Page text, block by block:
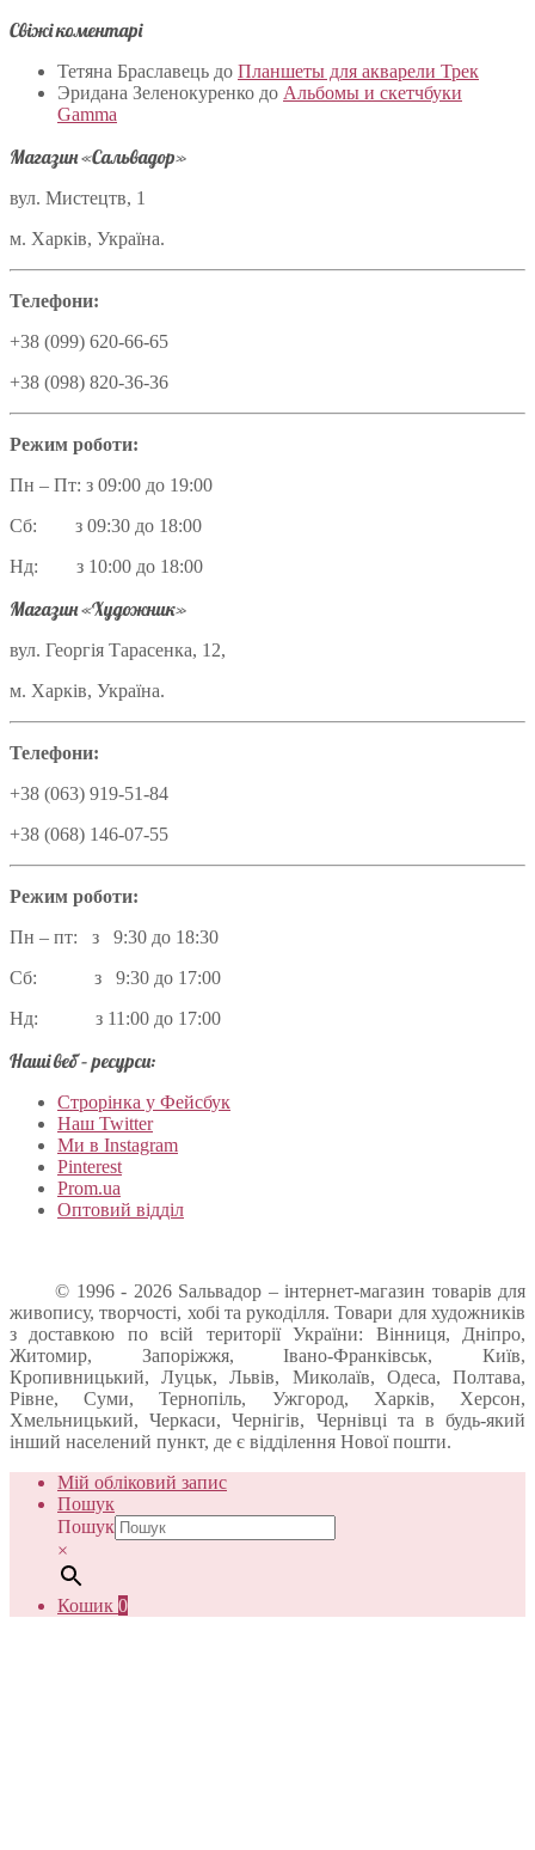
Свіжі коментарі
Тетяна Браславець до Планшеты для акварели Трек
Эридана Зеленокуренко до Альбомы и скетчбуки
Gamma
Магазин «Сальвадор»
вул. Мистецтв, 1
м. Харків, Україна.
Телефони:
+38 (099) 620-66-65
+38 (098) 820-36-36
Режим роботи:
Пн – Пт: з 09:00 до 19:00
Сб: з 09:30 до 18:00
Нд: з 10:00 до 18:00
Магазин «Художник»
вул. Георгія Тарасенка, 12,
м. Харків, Україна.
Телефони:
+38 (063) 919-51-84
+38 (068) 146-07-55
Режим роботи:
Пн – пт: з 9:30 до 18:30
Сб: з 9:30 до 17:00
Нд: з 11:00 до 17:00
Наші веб – ресурси:
Строрінка у Фейсбук
Наш Twitter
Ми в Instagram
Pinterest
Prom.ua
Оптовий відділ
© 1996 - 2026 Sальвадор – інтернет-магазин товарів для
живопису, творчості, хобі та рукоділля. Товари для художників
з доставкою по всій території України: Вінниця, Дніпро,
Житомир, Запоріжжя, Івано-Франківськ, Київ,
Кропивницький, Луцьк, Львів, Миколаїв, Одеса, Полтава,
Рівне, Суми, Тернопіль, Ужгород, Харків, Херсон,
Хмельницький, Черкаси, Чернігів, Чернівці та в будь-який
інший населений пункт, де є відділення Нової пошти.
Мій обліковий запис
Пошук
Пошук
×
Кошик 0